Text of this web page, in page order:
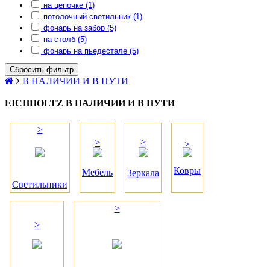
на цепочке (1)
потолочный светильник (1)
фонарь на забор (5)
на столб (5)
фонарь на пьедестале (5)
Сбросить фильтр
В НАЛИЧИИ И В ПУТИ
EICHHOLTZ В НАЛИЧИИ И В ПУТИ
>
Светильники
>
Мебель
>
Зеркала
>
Ковры
>
>